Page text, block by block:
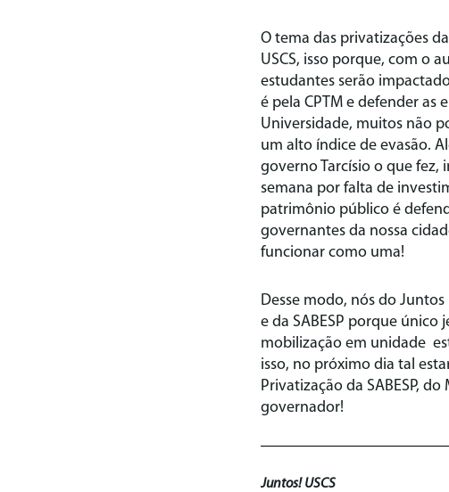
O tema das privatizações
USCS, isso porque, com o
estudantes serão
é pela CPTM e defender as
Universidade, muitos não
um alto índice de evasão.
governo Tarcísio o que fez,
semana por falta de
patrimônio público é
governantes da nossa
funcionar como uma!
Desse modo, nós do
e da SABESP porque
mobilização em unidade
isso, no próximo dia tal
Privatização da SABESP,
governador!
Juntos! USCS